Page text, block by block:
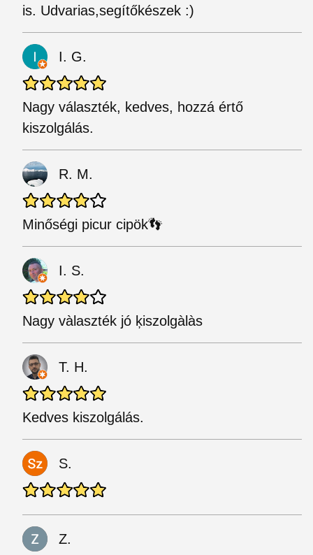
is. Udvarias,segítőkészek :)
I. G.
Nagy választék, kedves, hozzá értő
kiszolgálás.
R. M.
Minőségi picur cipök👣
I. S.
Nagy vàlaszték jó ķiszolgàlàs
T. H.
Kedves kiszolgálás.
S.
Z.